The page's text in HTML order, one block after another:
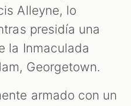
Alleyne, lo
presidía una
la Inmaculada
Georgetown.
armado con un